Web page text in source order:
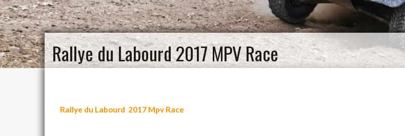
Rallye du Labourd 2017 MPV Race
Rallye du Labourd 2017 Mpv Race